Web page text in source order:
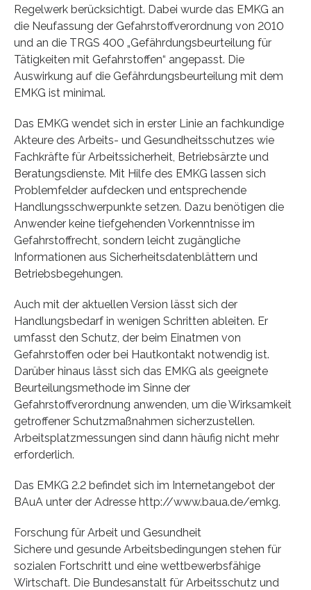
Regelwerk berücksichtigt. Dabei wurde das EMKG an
die Neufassung der Gefahrstoffverordnung von 2010
und an die TRGS 400 „Gefährdungsbeurteilung für
Tätigkeiten mit Gefahrstoffen“ angepasst. Die
Auswirkung auf die Gefährdungsbeurteilung mit dem
EMKG ist minimal.
Das EMKG wendet sich in erster Linie an fachkundige
Akteure des Arbeits- und Gesundheitsschutzes wie
Fachkräfte für Arbeitssicherheit, Betriebsärzte und
Beratungsdienste. Mit Hilfe des EMKG lassen sich
Problemfelder aufdecken und entsprechende
Handlungsschwerpunkte setzen. Dazu benötigen die
Anwender keine tiefgehenden Vorkenntnisse im
Gefahrstoffrecht, sondern leicht zugängliche
Informationen aus Sicherheitsdatenblättern und
Betriebsbegehungen.
Auch mit der aktuellen Version lässt sich der
Handlungsbedarf in wenigen Schritten ableiten. Er
umfasst den Schutz, der beim Einatmen von
Gefahrstoffen oder bei Hautkontakt notwendig ist.
Darüber hinaus lässt sich das EMKG als geeignete
Beurteilungsmethode im Sinne der
Gefahrstoffverordnung anwenden, um die Wirksamkeit
getroffener Schutzmaßnahmen sicherzustellen.
Arbeitsplatzmessungen sind dann häufig nicht mehr
erforderlich.
Das EMKG 2.2 befindet sich im Internetangebot der
BAuA unter der Adresse http://www.baua.de/emkg.
Forschung für Arbeit und Gesundheit
Sichere und gesunde Arbeitsbedingungen stehen für
sozialen Fortschritt und eine wettbewerbsfähige
Wirtschaft. Die Bundesanstalt für Arbeitsschutz und